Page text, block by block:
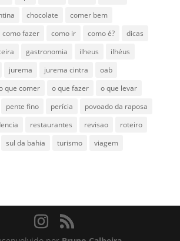
chocolate
comer bem
como fazer como ir como é?
dicas
gastronomia ilheus
ilhéus
jurema jurema cintra
oab
que comer o que fazer
o que levar
pente fino perícia
povoado da raposa
restaurantes revisao
roteiro
sul da bahia turismo
viagem